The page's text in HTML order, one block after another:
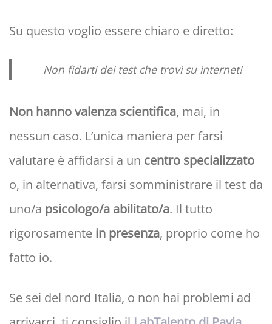
Su questo voglio essere chiaro e diretto:
Non fidarti dei test che trovi su internet!
Non hanno valenza scientifica, mai, in
nessun caso. L’unica maniera per farsi
valutare è affidarsi a un centro specializzato
o, in alternativa, farsi somministrare il test da
uno/a psicologo/a abilitato/a. Il tutto
rigorosamente in presenza, proprio come ho
fatto io.
Se sei del nord Italia, o non hai problemi ad